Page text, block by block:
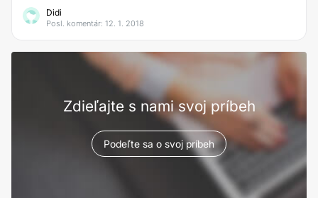
Didi
Posl. komentár: 12. 1. 2018
Zdieľajte s nami svoj príbeh
Podeľte sa o svoj príbeh